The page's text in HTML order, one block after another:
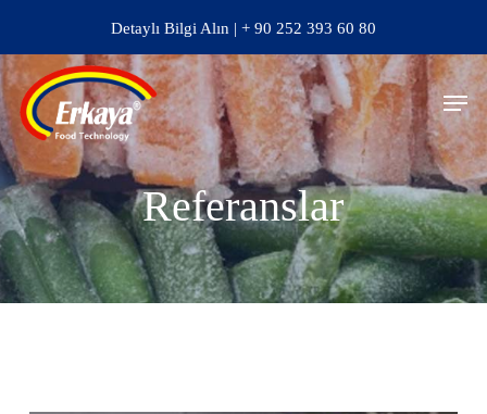
to
main
content
Detaylı Bilgi Alın | + 90 252 393 60 80
Menu
Referanslar